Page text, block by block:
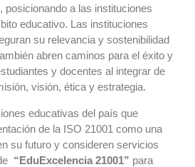
posicionando a las instituciones
educativo. Las instituciones
su relevancia y sostenibilidad
abren caminos para el éxito y
y docentes al integrar de
visión, ética y estrategia.
educativas del país que
de la ISO 21001 como una
su futuro y consideren servicios
“EduExcelencia 21001” para